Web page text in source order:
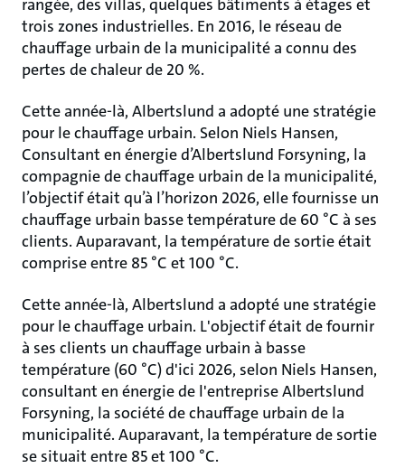
trois zones industrielles. En 2016, le réseau de
chauffage urbain de la municipalité a connu des
pertes de chaleur de 20 %.
Cette année-là, Albertslund a adopté une stratégie
pour le chauffage urbain. Selon Niels Hansen,
Consultant en énergie d’Albertslund Forsyning, la
compagnie de chauffage urbain de la municipalité,
l’objectif était qu’à l’horizon 2026, elle fournisse un
chauffage urbain basse température de 60 °C à ses
clients. Auparavant, la température de sortie était
comprise entre 85 °C et 100 °C.
Cette année-là, Albertslund a adopté une stratégie
pour le chauffage urbain. L'objectif était de fournir
à ses clients un chauffage urbain à basse
température (60 °C) d'ici 2026, selon Niels Hansen,
consultant en énergie de l'entreprise Albertslund
Forsyning, la société de chauffage urbain de la
municipalité. Auparavant, la température de sortie
se situait entre 85 et 100 °C.